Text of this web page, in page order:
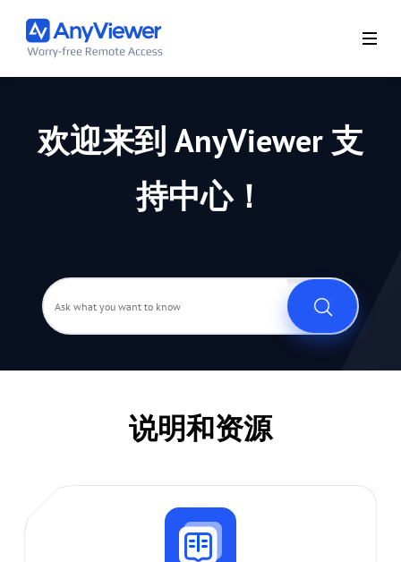
欢迎来到 AnyViewer 支
持中心！
说明和资源